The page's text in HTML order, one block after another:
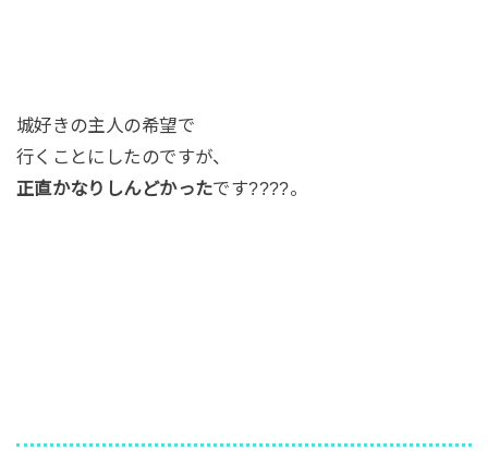
城好きの主人の希望で
行くことにしたのですが、
正直かなりしんどかったです????。